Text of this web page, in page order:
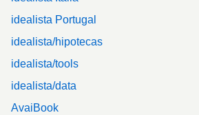
idealista Portugal
idealista/hipotecas
idealista/tools
idealista/data
AvaiBook